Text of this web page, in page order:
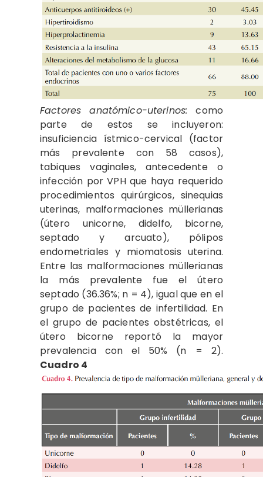
Factores anatómico-uterinos:como
parte de estos se incluyeron:
insuficiencia ístmico-cervical (factor
más prevalente con 58 casos),
tabiques vaginales, antecedente o
infección por VPH que haya requerido
procedimientos quirúrgicos, sinequias
uterinas, malformaciones müllerianas
(útero unicorne, didelfo, bicorne,
septado y arcuato), pólipos
endometriales y miomatosis uterina.
Entre las malformaciones müllerianas
la más prevalente fue el útero
septado (36.36%; n = 4), igual que en el
grupo de pacientes de infertilidad. En
el grupo de pacientes obstétricas, el
útero bicorne reportó la mayor
prevalencia con el 50% (n = 2).
Cuadro 4